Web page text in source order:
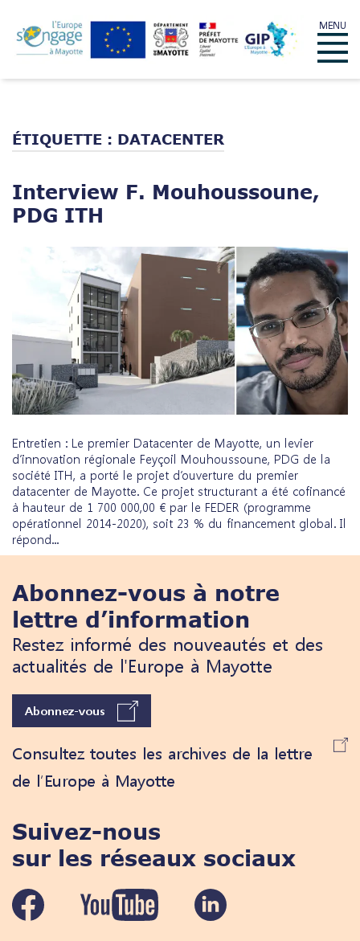
content
MENU
Menu
ÉTIQUETTE : DATACENTER
Interview F. Mouhoussoune,
PDG ITH
Entretien : Le premier Datacenter de Mayotte, un levier
d’innovation régionale Feyçoil Mouhoussoune, PDG de la
société ITH, a porté le projet d’ouverture du premier
datacenter de Mayotte. Ce projet structurant a été cofinancé
à hauteur de 1 700 000,00 € par le FEDER (programme
opérationnel 2014-2020), soit 23 % du financement global. Il
répond...
Abonnez-vous à notre
lettre d’information
Restez informé des nouveautés et des
actualités de l'Europe à Mayotte
Abonnez-vous
Consultez toutes les archives de la lettre
de l’Europe à Mayotte
Suivez-nous
sur les réseaux sociaux